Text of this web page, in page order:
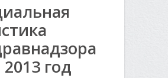
год